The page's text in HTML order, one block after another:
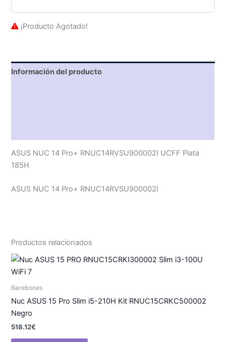
¡Producto Agotado!
Información del producto
ASUS NUC 14 Pro+ RNUC14RVSU900002I UCFF Plata
185H
ASUS NUC 14 Pro+ RNUC14RVSU900002I
Productos relacionados
Barebones
Nuc ASUS 15 Pro Slim i5-210H Kit RNUC15CRKC500002
Negro
518.12€